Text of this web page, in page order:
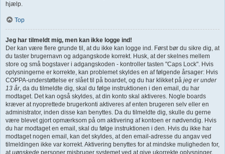
hjælp.
Top
Jeg har tilmeldt mig, men kan ikke logge ind!
Der kan være flere grunde til, at du ikke kan logge ind. Først bør du sikre dig, at
du taster brugernavn og adgangskode korrekt. Husk, at der skelnes mellem
store og små bogstaver i adgangskoden - kontroller tasten "Caps Lock". Hvis
oplysningerne er korrekte, kan problemet skyldes en af følgende årsager: Hvis
COPPA-understøttelse er slået til på boardet, og du har klikket på jeg er under
13 år, da du tilmeldte dig, skal du følge instruktionen i den email, du har
modtaget. Det kan også skyldes, at din konto skal aktiveres. Nogle boards
kræver at nyoprettede brugerkonti aktiveres af enten brugeren selv eller en
administrator, inden disse kan benyttes. Da du tilmeldte dig, skulle du gerne
være blevet gjort opmærksom på om aktivering af kontoen er nødvendig. Hvis
du har modtaget en email, skal du følge instruktionen i den. Hvis du ikke har
modtaget nogen email, kan det skyldes, at den email-adresse du angav ved
tilmeldingen ikke var korrekt. Aktivering benyttes for at mindske muligheden for,
atuønskede personer misbruger systemet ved at give ukorrekte oplysninger.